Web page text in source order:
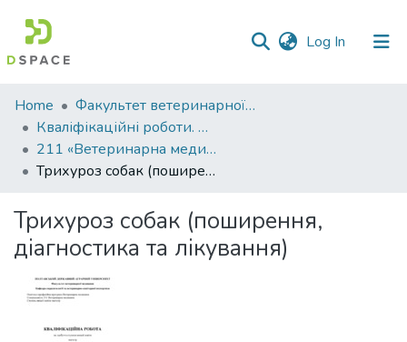
Log In (current)
Communities
&
Collections
All of DSpace
Statistics
Home
Факультет ветеринарної медицини
Кваліфікаційні роботи. Факультет ветеринарної медицини
211 «Ветеринарна медицина» - Магістри 2024-2025
Трихуроз собак (поширення, діагностика та лікування)
Трихуроз собак (поширення,
діагностика та лікування)